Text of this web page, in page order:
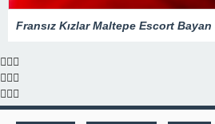
Fransız Kızlar Maltepe Escort